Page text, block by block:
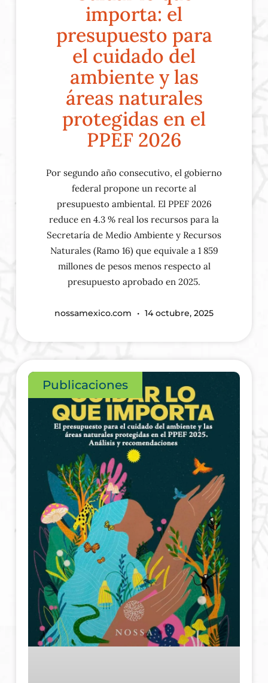
importa: el
presupuesto para
el cuidado del
ambiente y las
áreas naturales
protegidas en el
PPEF 2026
Por segundo año consecutivo, el gobierno
federal propone un recorte al
presupuesto ambiental. El PPEF 2026
reduce en 4.3 % real los recursos para la
Secretaría de Medio Ambiente y Recursos
Naturales (Ramo 16) que equivale a 1 859
millones de pesos menos respecto al
presupuesto aprobado en 2025.
nossamexico.com 14 octubre, 2025
Publicaciones